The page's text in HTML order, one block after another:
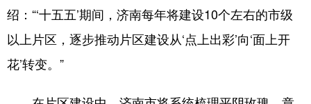
Deutsch Português
绍：“‘十五五’期间，济南每年将建设10个左右的市级
以上片区，逐步推动片区建设从‘点上出彩’向‘面上开
花’转变。”